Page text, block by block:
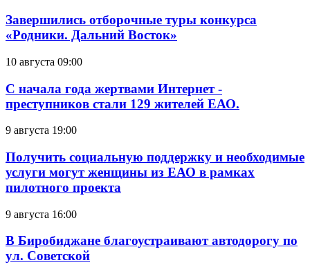
Завершились отборочные туры конкурса
«Родники. Дальний Восток»
10 августа 09:00
С начала года жертвами Интернет -
преступников стали 129 жителей ЕАО.
9 августа 19:00
Получить социальную поддержку и необходимые
услуги могут женщины из ЕАО в рамках
пилотного проекта
9 августа 16:00
В Биробиджане благоустраивают автодорогу по
ул. Советской